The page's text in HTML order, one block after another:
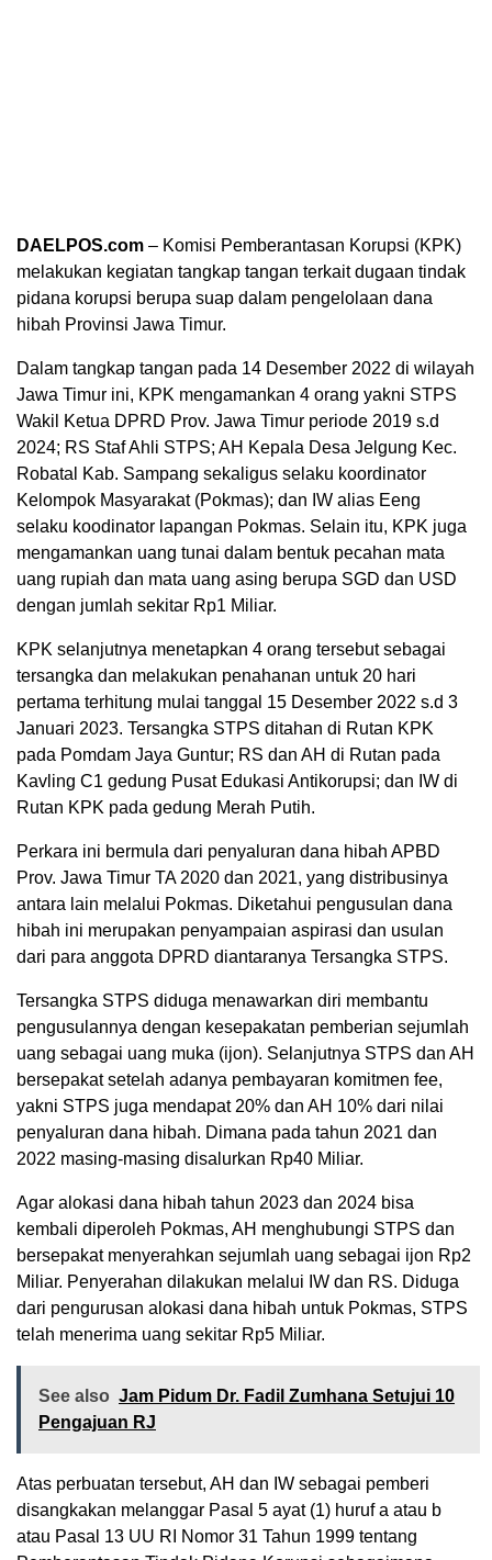
DAELPOS.com – Komisi Pemberantasan Korupsi (KPK)
melakukan kegiatan tangkap tangan terkait dugaan tindak
pidana korupsi berupa suap dalam pengelolaan dana
hibah Provinsi Jawa Timur.
Dalam tangkap tangan pada 14 Desember 2022 di wilayah
Jawa Timur ini, KPK mengamankan 4 orang yakni STPS
Wakil Ketua DPRD Prov. Jawa Timur periode 2019 s.d
2024; RS Staf Ahli STPS; AH Kepala Desa Jelgung Kec.
Robatal Kab. Sampang sekaligus selaku koordinator
Kelompok Masyarakat (Pokmas); dan IW alias Eeng
selaku koodinator lapangan Pokmas. Selain itu, KPK juga
mengamankan uang tunai dalam bentuk pecahan mata
uang rupiah dan mata uang asing berupa SGD dan USD
dengan jumlah sekitar Rp1 Miliar.
KPK selanjutnya menetapkan 4 orang tersebut sebagai
tersangka dan melakukan penahanan untuk 20 hari
pertama terhitung mulai tanggal 15 Desember 2022 s.d 3
Januari 2023. Tersangka STPS ditahan di Rutan KPK
pada Pomdam Jaya Guntur; RS dan AH di Rutan pada
Kavling C1 gedung Pusat Edukasi Antikorupsi; dan IW di
Rutan KPK pada gedung Merah Putih.
Perkara ini bermula dari penyaluran dana hibah APBD
Prov. Jawa Timur TA 2020 dan 2021, yang distribusinya
antara lain melalui Pokmas. Diketahui pengusulan dana
hibah ini merupakan penyampaian aspirasi dan usulan
dari para anggota DPRD diantaranya Tersangka STPS.
Tersangka STPS diduga menawarkan diri membantu
pengusulannya dengan kesepakatan pemberian sejumlah
uang sebagai uang muka (ijon). Selanjutnya STPS dan AH
bersepakat setelah adanya pembayaran komitmen fee,
yakni STPS juga mendapat 20% dan AH 10% dari nilai
penyaluran dana hibah. Dimana pada tahun 2021 dan
2022 masing-masing disalurkan Rp40 Miliar.
Agar alokasi dana hibah tahun 2023 dan 2024 bisa
kembali diperoleh Pokmas, AH menghubungi STPS dan
bersepakat menyerahkan sejumlah uang sebagai ijon Rp2
Miliar. Penyerahan dilakukan melalui IW dan RS. Diduga
dari pengurusan alokasi dana hibah untuk Pokmas, STPS
telah menerima uang sekitar Rp5 Miliar.
See also Jam Pidum Dr. Fadil Zumhana Setujui 10
Pengajuan RJ
Atas perbuatan tersebut, AH dan IW sebagai pemberi
disangkakan melanggar Pasal 5 ayat (1) huruf a atau b
atau Pasal 13 UU RI Nomor 31 Tahun 1999 tentang